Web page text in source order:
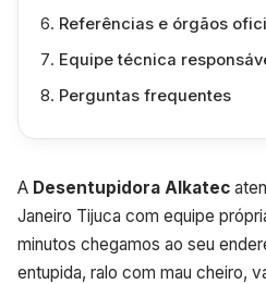
Referências e órgãos
Equipe técnica
Perguntas frequentes
A Desentupidora Alkatec
Janeiro Tijuca com equipe
minutos chegamos ao seu
entupida, ralo com mau cheiro,